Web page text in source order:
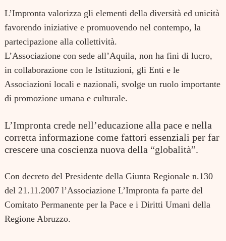
L’Impronta valorizza gli elementi della diversità ed unicità
favorendo iniziative e promuovendo nel contempo, la
partecipazione alla collettività.
L’Associazione con sede all’Aquila, non ha fini di lucro,
in collaborazione con le Istituzioni, gli Enti e le
Associazioni locali e nazionali, svolge un ruolo importante
di promozione umana e culturale.
L’Impronta crede nell’educazione alla pace e nella
corretta informazione come fattori essenziali per far
crescere una coscienza nuova della “globalità”.
Con decreto del Presidente della Giunta Regionale n.130
del 21.11.2007 l’Associazione L’Impronta fa parte del
Comitato Permanente per la Pace e i Diritti Umani della
Regione Abruzzo.
Search